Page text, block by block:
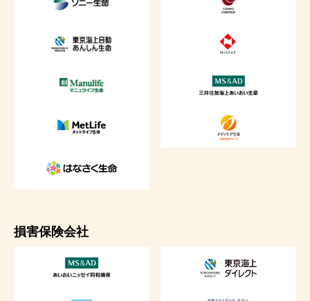
損害保険会社